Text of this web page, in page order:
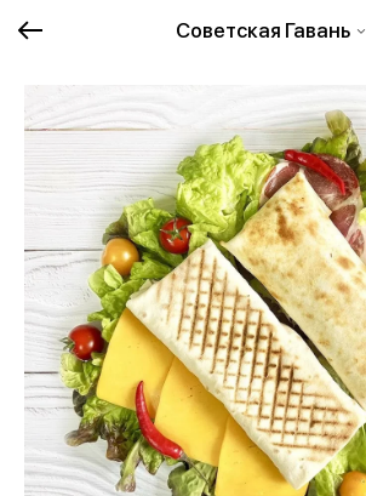
Советская Гавань